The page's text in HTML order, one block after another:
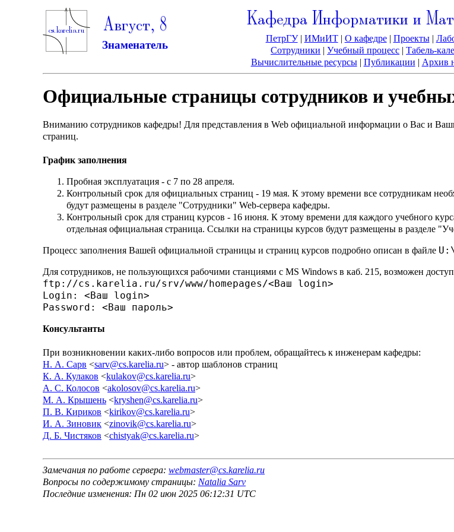
Август, 8
Знаменатель
Кафедра Информатики и
ПетрГУ| ИМиИТ| О кафедре| Проекты|
Сотрудники |Учебный процесс |Табель-
Вычислительные ресурсы| Публикации | Архив
Официальные страницы сотрудников и
Вниманию сотрудников кафедры! Для представления в Web официальной информации о Вас и
страниц.
График заполнения
Пробная эксплуатация - с 7 по 28 апреля.
Контрольный срок для официальных страниц - 19 мая. К этому времени все сотрудникам
будут размещены в разделе "Сотрудники" Web-сервера кафедры.
Контрольный срок для страниц курсов - 16 июня. К этому времени для каждого учебного
отдельная официальная страница. Ссылки на страницы курсов будут размещены в разделе
Процесс заполнения Вашей официальной страницы и страниц курсов подробно описан в файле
Для сотрудников, не пользующихся рабочими станциями с MS Windows в каб. 215, возможен
ftp://cs.karelia.ru/srv/www/homepages/<Ваш login>
Login: <Ваш login>
Password: <Ваш пароль>
Консультанты
При возникновении каких-либо вопросов или проблем, обращайтесь к инженерам кафедры:
Н. А. Сарв <sarv@cs.karelia.ru> - автор шаблонов страниц
К. А. Кулаков <kulakov@cs.karelia.ru>
А. С. Колосов <akolosov@cs.karelia.ru>
М. А. Крышень <kryshen@cs.karelia.ru>
П. В. Кириков <kirikov@cs.karelia.ru>
И. А. Зиновик <zinovik@cs.karelia.ru>
Д. Б. Чистяков <chistyak@cs.karelia.ru>
Замечания по работе сервера: webmaster@cs.karelia.ru
Вопросы по содержимому страницы: Natalia Sarv
Последние изменения: Пн 02 июн 2025 06:12:31 UTC